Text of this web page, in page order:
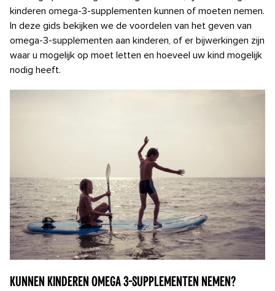
kinderen omega-3-supplementen kunnen of moeten nemen.
In deze gids bekijken we de voordelen van het geven van
omega-3-supplementen aan kinderen, of er bijwerkingen zijn
waar u mogelijk op moet letten en hoeveel uw kind mogelijk
nodig heeft.
Kunnen kinderen omega 3-supplementen nemen?